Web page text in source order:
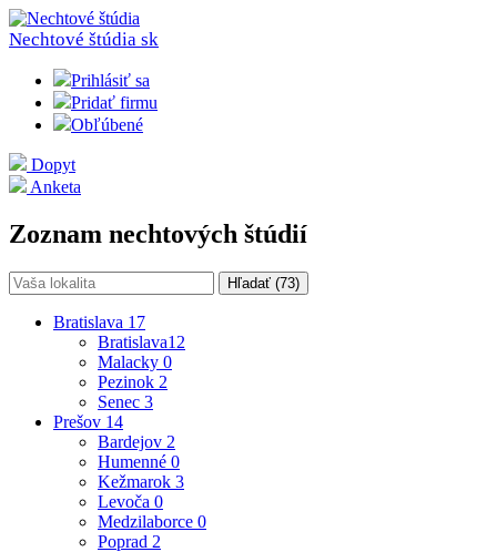
Nechtové štúdia sk
Prihlásiť sa
Pridať firmu
Obľúbené
Dopyt
Anketa
Zoznam nechtových štúdií
Hľadať (73)
Bratislava 17
Bratislava12
Malacky 0
Pezinok 2
Senec 3
Prešov 14
Bardejov 2
Humenné 0
Kežmarok 3
Levoča 0
Medzilaborce 0
Poprad 2